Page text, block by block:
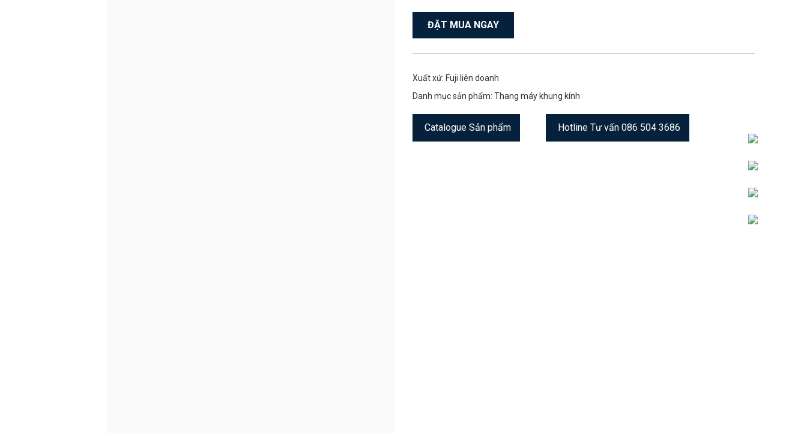
ĐẶT MUA NGAY
Xuất xứ: Fuji liên doanh
Danh mục sản phẩm: Thang máy khung kính
Catalogue Sản phẩm Hotline Tư vấn 086 504 3686